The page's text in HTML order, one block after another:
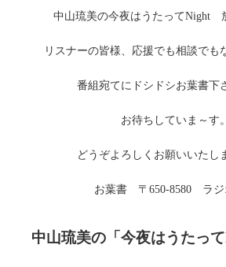
う
っ
て
中山琉美の今夜はうたってNight
リスナーの皆様、応援でも相談でも
番組宛てにドシドシお葉書下
お待ちしていま～す。
どうぞよろしくお願いいたし
お葉書 〒650-8580 ラジ
中山琉美の「今夜はうたっ